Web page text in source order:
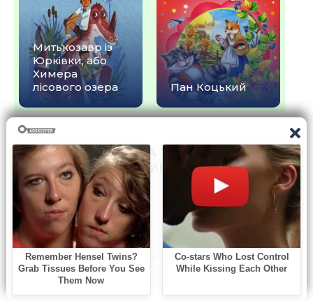
Митькозавр із
Юрківки, або
Химера
лісового озера
Пан Коцький
КОМЕНТАРІ ТА ВІДГУКИ (0) ДО
КНИГИ "ІВАСИК-ТЕЛЕСИК"